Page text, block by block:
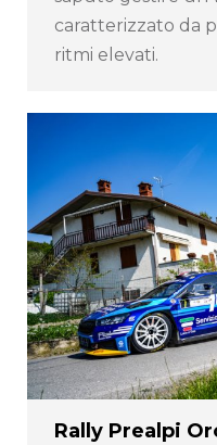
caratterizzato da
ritmi elevati.
Rally Prealpi